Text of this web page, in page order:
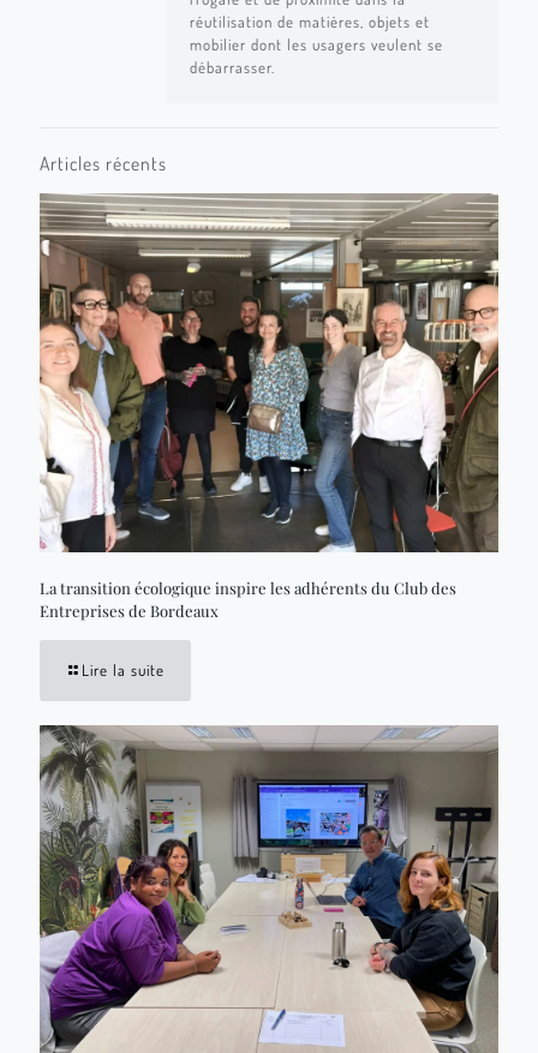
réutilisation de matières, objets et
mobilier dont les usagers veulent se
débarrasser.
Articles récents
La transition écologique inspire les adhérents du Club des
Entreprises de Bordeaux
Lire la suite